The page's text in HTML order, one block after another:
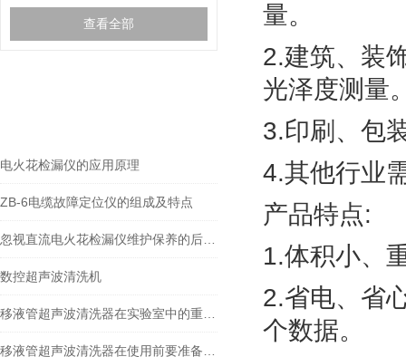
查看全部
电火花检漏仪的应用原理
ZB-6电缆故障定位仪的组成及特点
数控超声波清洗机
量。
2.建筑、装
光泽度测量
3.印刷、包
4.其他行业
产品特点:
1.体积小、
2.省电、省
个数据。